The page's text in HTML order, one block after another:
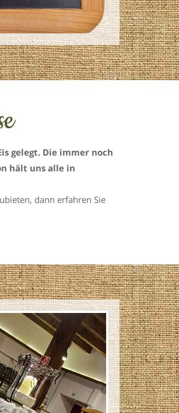
gelegt. Die immer noch
hält uns alle in
dann erfahren Sie